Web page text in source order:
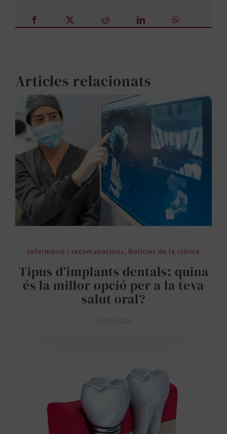
Articles relacionats
Informació i recomanacions, Notícies de la clínica
Tipus d’implants dentals: quina
és la millor opció per a la teva
salut oral?
10/05/2026